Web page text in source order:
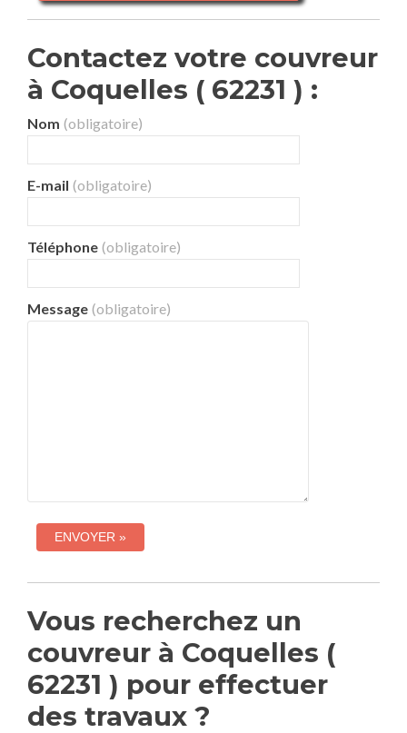
Contactez votre couvreur
à Coquelles ( 62231 ) :
Nom (obligatoire)
E-mail (obligatoire)
Téléphone (obligatoire)
Message (obligatoire)
Vous recherchez un
couvreur à Coquelles (
62231 ) pour effectuer
des travaux ?